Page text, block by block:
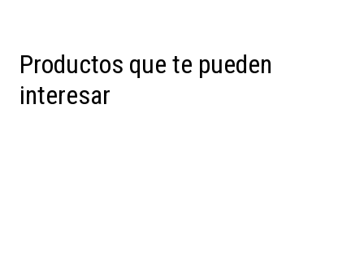
Productos que te pueden
interesar